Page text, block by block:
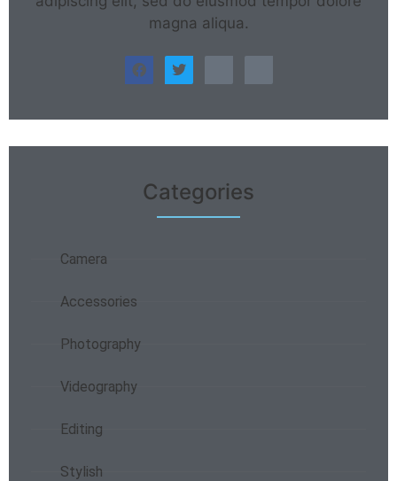
magna aliqua.
Categories
Camera
Accessories
Photography
Videography
Editing
Stylish